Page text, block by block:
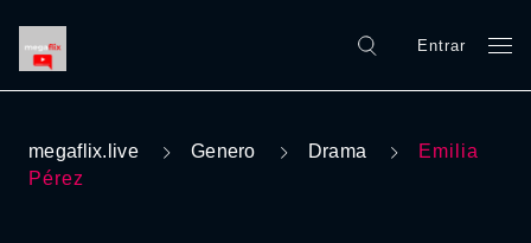
Entrar
megaflix.live Genero Drama
Emilia
Pérez